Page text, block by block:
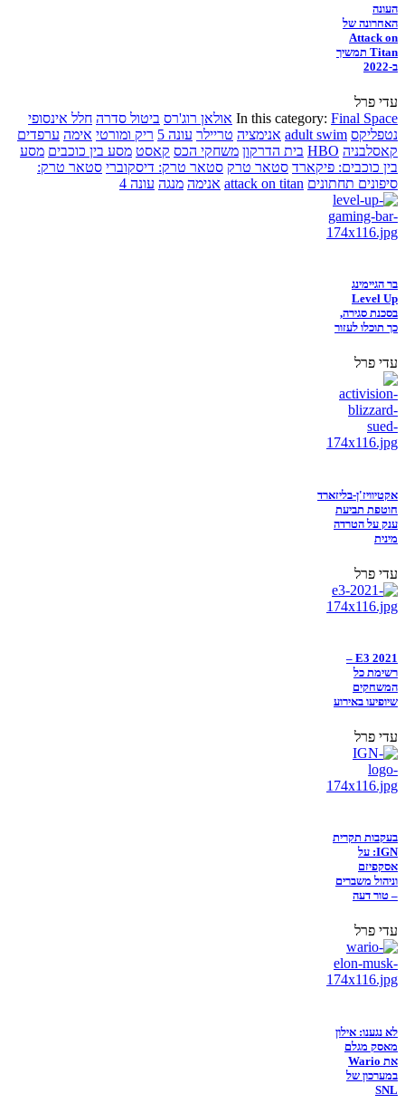
העונה
האחרונה של
Attack on
Titan תמשיך
ב-2022
עדי פרל
In this category: Final Space אולאן רוג'רס ביטול סדרה חלל אינסופי
נטפליקס adult swim אנימציה טריילר עונה 5 ריק ומורטי אימה ערפדים
קאסלבניה HBO בית הדרקון משחקי הכס קאסט מסע בין כוכבים מסע
בין כוכבים: פיקארד סטאר טרק סטאר טרק: דיסקוברי סטאר טרק:
סיפונים תחתונים attack on titan אנימה מנגה עונה 4
בר הגיימינג
Level Up
בסכנת סגירה,
כך תוכלו לעזור
עדי פרל
אקטיוויז'ן-בליזארד
חוטפת תביעת
ענק על הטרדה
מינית
עדי פרל
E3 2021 –
רשימת כל
המשחקים
שיופיעו באירוע
עדי פרל
בעקבות תקרית
IGN: על
אסקפיזם
וניהול משברים
– טור דעה
עדי פרל
לא נגענו: אילון
מאסק מגלם
את Wario
במערכון של
SNL